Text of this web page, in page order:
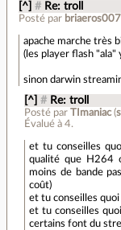
[^] # Re: troll
Posté par briaeros007
apache marche très
(les player flash
sinon darwin
[^] # Re: troll
Posté par TImaniac(
Évalué à 4.
et tu conseilles
qualité que H264
moins de bande
coût)
et tu conseilles
et tu conseilles
certains font du